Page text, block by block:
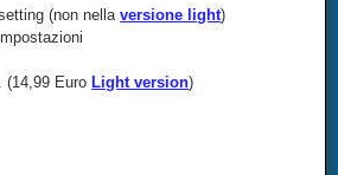
(non nellaversione light)
(14,99 Euro Light version)